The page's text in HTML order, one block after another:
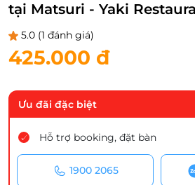
tại Matsuri - Yaki
5.0 (1 đánh giá)
425.000 đ
Ưu đãi đặc biệt
Hỗ trợ booking, đặt bàn
1900 2065